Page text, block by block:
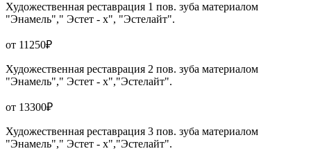
Художественная реставрация 1 пов. зуба материалом
"Энамель"," Эстет - х", "Эстелайт".
от 11250₽
Художественная реставрация 2 пов. зуба материалом
"Энамель"," Эстет - х","Эстелайт".
от 13300₽
Художественная реставрация 3 пов. зуба материалом
"Энамель"," Эстет - х","Эстелайт".